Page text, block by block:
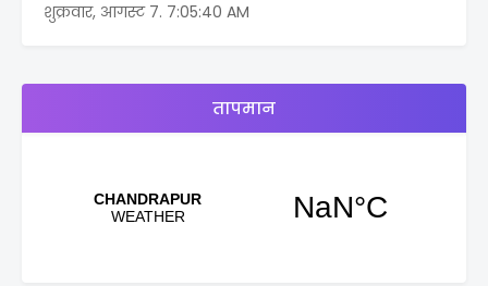
शुक्रवार, आगस्ट 7. 7:05:40 AM
तापमान